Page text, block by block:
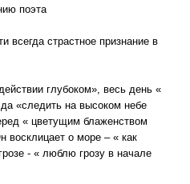
поэта
всегда страстное признание в
глубоком», весь день «
«следить на высоком небе
« цветущим блаженством
восклицает о море – « как
- « люблю грозу в начале